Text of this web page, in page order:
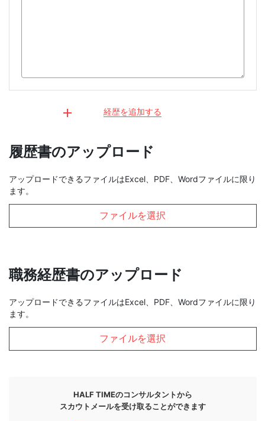
経歴を追加する
履歴書のアップロード
アップロードできるファイルはExcel、PDF、Wordファイルに限り
ます。
ファイルを選択
職務経歴書のアップロード
アップロードできるファイルはExcel、PDF、Wordファイルに限り
ます。
ファイルを選択
HALF TIMEのコンサルタントから
スカウトメールを受け取ることができます